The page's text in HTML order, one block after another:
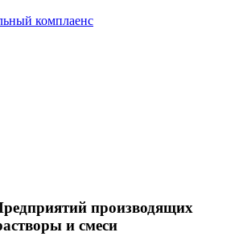
комплаенс
производящих
и смеси